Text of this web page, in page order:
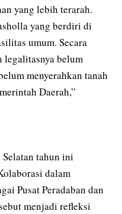
yang lebih terarah.
yang berdiri di
umum. Secara
legalitasnya belum
menyerahkan tanah
Daerah,”
tahun ini
dalam
Pusat Peradaban dan
menjadi refleksi